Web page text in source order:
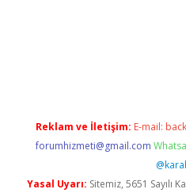
Reklam ve İletişim: E-mail:
forumhizmeti@gmail.com
Yasal Uyarı: Sitemiz, 5651 Sayılı